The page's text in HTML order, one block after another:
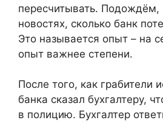
пересчитывать. Подождём,
новостях, сколько банк
Это называется опыт – на
опыт важнее степени.
После того, как грабители
банка сказал бухгалтеру,
в полицию. Бухгалтер